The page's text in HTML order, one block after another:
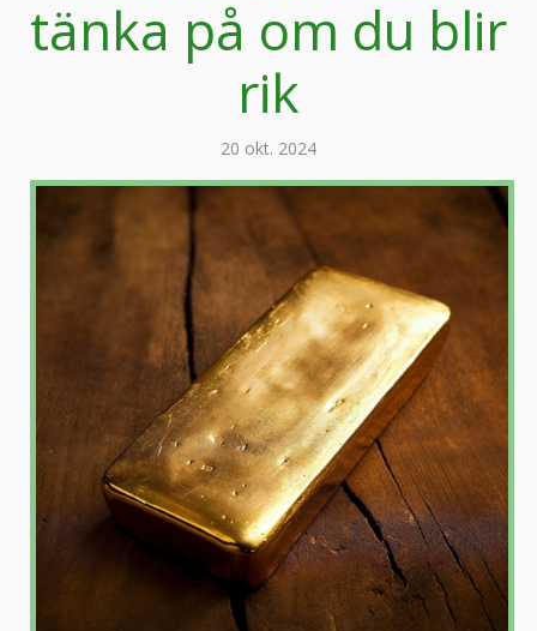
tänka på om du blir
rik
20 okt. 2024